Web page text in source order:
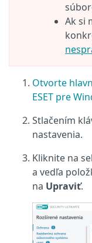
Ak si
Otvorte
ESET pre
Stlačením
nastavenia.
Kliknite na
a vedľa
na Upraviť.